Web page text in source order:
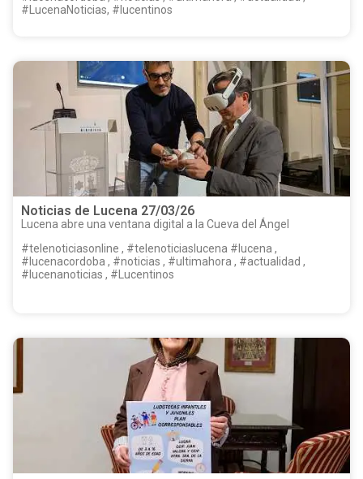
#LucenaNoticias, #lucentinos
Noticias de Lucena 27/03/26
Lucena abre una ventana digital a la Cueva del Ángel
#telenoticiasonline , #telenoticiaslucena #lucena ,
#lucenacordoba , #noticias , #ultimahora , #actualidad ,
#lucenanoticias , #Lucentinos